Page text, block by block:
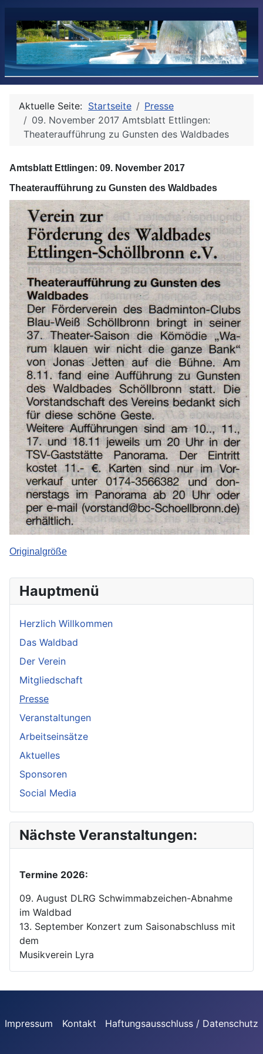
Hauptmenü
Herzlich Willkommen
Das Waldbad
Der Verein
Mitgliedschaft
Presse
Veranstaltungen
Arbeitseinsätze
Aktuelles
Sponsoren
Social Media
Nächste Veranstaltungen:
Termine 2026:
09. August DLRG Schwimmabzeichen-Abnahme
im Waldbad
13. September Konzert zum Saisonabschluss mit
dem
Musikverein Lyra
Aktuelle Seite: Startseite
Presse
09. November 2017 Amtsblatt Ettlingen:
Theateraufführung zu Gunsten des Waldbades
Amtsblatt Ettlingen: 09. November 2017
Theateraufführung zu Gunsten des Waldbades
Originalgröße
Impressum Kontakt Haftungsausschluss / Datenschutz